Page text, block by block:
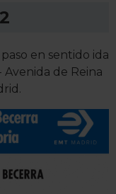
en sentido ida
Avenida de Reina